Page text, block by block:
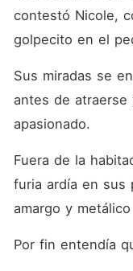
contestó Nicole,
golpecito en el
Sus miradas se
antes de
apasionado.
Fuera de la
furia ardía en sus
amargo y
Por fin entendía